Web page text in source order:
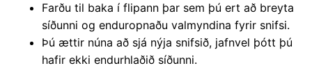
Farðu til baka í flipann þar sem þú ert að breyta
síðunni og enduropnaðu valmyndina fyrir snifsi.
Þú ættir núna að sjá nýja snifsið, jafnvel þótt þú
hafir ekki endurhlaðið síðunni.